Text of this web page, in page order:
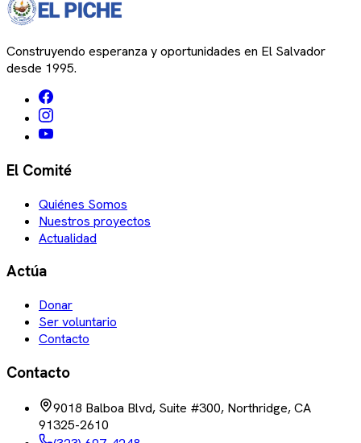
Construyendo esperanza y oportunidades en El Salvador
desde 1995.
El Comité
Quiénes Somos
Nuestros proyectos
Actualidad
Actúa
Donar
Ser voluntario
Contacto
Contacto
9018 Balboa Blvd, Suite #300, Northridge, CA
91325-2610